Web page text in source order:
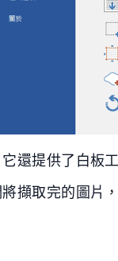
還提供了白板
擷取完的圖片